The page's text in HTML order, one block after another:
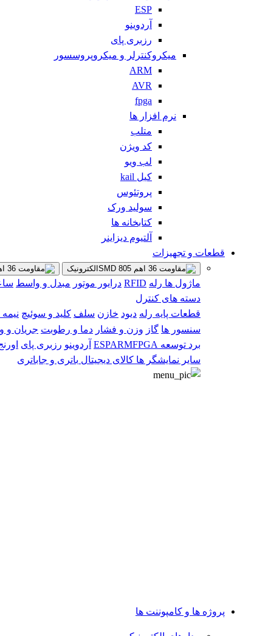
ESP
آردوینو
رزبری پای
میکروکنترلر و میکروپروسسور
ARM
AVR
fpga
نرم افزار ها
متلب
کد ویژن
لب ویو
کیل kail
پروتئوس
سولید ورک
کتابخانه ها
آلتیوم دیزاینر
قطعات و تجهیزات
الکترونیک
ماژول ها رله RFID درایور موتور مبدل و واسط
دسته های کنترل
قطعات پایه رله دیود خازن سلف کلید و سوئیچ
سنسور ها گاز وزن و فشار دما و رطوبت جریان و
برد توسعه
ESPARMFPGA آردوینو رزبری پای
سایر نمایشگر ها کالای دیجیتال باتری و جاباتری
پروژه ها و کامپوننت ها